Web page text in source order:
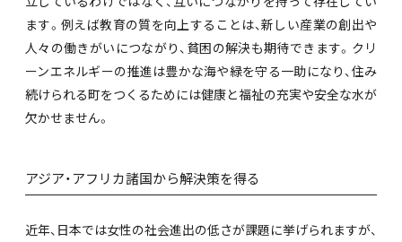
ます。例えば教育の質を向上することは、新しい産業の創出や
人々の働きがいにつながり、貧困の解決も期待できます。クリ
ーンエネルギーの推進は豊かな海や緑を守る一助になり、住み
続けられる町をつくるためには健康と福祉の充実や安全な水が
欠かせません。
アジア・アフリカ諸国から解決策を得る
近年、日本では女性の社会進出の低さが課題に挙げられますが、